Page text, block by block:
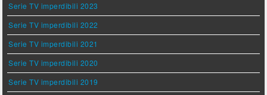
Serie TV imperdibili 2023
Serie TV imperdibili 2022
Serie TV imperdibili 2021
Serie TV imperdibili 2020
Serie TV imperdibili 2019